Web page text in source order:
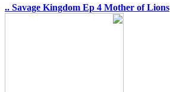
.. Savage Kingdom Ep 4 Mother of Lions